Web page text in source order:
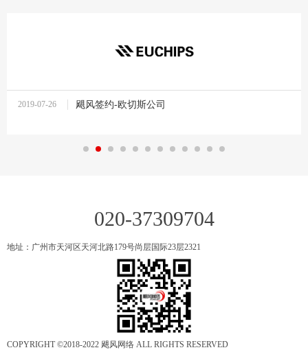
2019-07-26
飓风签约-欧切斯公司
020-37309704
地址：广州市天河区天河北路179号尚层国际23层2321
COPYRIGHT ©2018-2022 飓风网络 ALL RIGHTS RESERVED